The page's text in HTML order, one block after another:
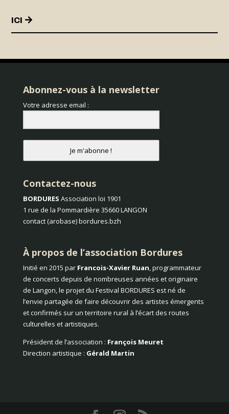
ICI
Abonnez-vous à la newsletter
Votre adresse email :
Je m'abonne !
Contactez-nous
BORDURES Association loi 1901
1 rue de la Pommardière 35660 LANGON
contact (arobase) bordures.bzh
À propos de l’association Bordures
Initié en 2015 par Francois-Xavier Ruan, programmateur
de concerts depuis de nombreuses années et originaire
de Langon, le projet du Festival BORDURES est né de
l’envie partagée de faire découvrir des artistes émergents
et confirmés sur un territoire rural à l’écart des routes
culturelles et artistiques.
Président de l’association : François Meuret
Direction artistique : Gérald Martin